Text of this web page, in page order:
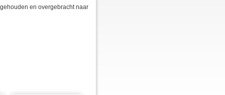
en overgebracht naar